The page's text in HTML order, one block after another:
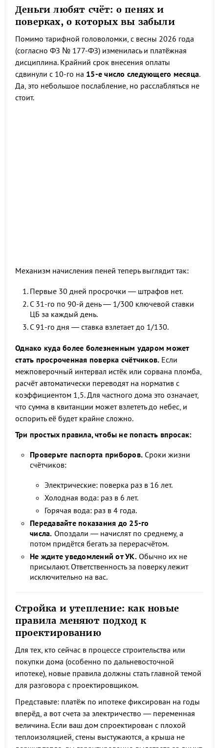
Деньги любят счёт: о пенях и
поверках, о которых вы забыли
Помимо тарифной головоломки, с весны 2026 года
(согласно ФЗ № 177-ФЗ) изменилась и платёжная
дисциплина. Крайний срок внесения оплаты
сдвинули с 10-го на 15-е число следующего месяца.
Да, это небольшое послабление, но расслабляться не
стоит.
Механизм начисления пеней теперь выглядит так:
Первые 30 дней просрочки — штрафов нет.
С 31-го по 90-й день — 1/300 ключевой ставки
ЦБ за каждый день.
С 91-го дня — ставка взлетает до 1/130.
Однако куда более болезненным ударом может
стать просроченная поверка счётчиков. Если
межповерочный интервал истёк или сорвана пломба,
расчёт автоматически переводят на норматив с
коэффициентом 1,5. Для частного дома это означает,
что сумма в квитанции может взлететь до небес, и
оспорить её будет крайне сложно.
Три простых правила, чтобы не попасть впросак:
Проверьте паспорта приборов. Сроки жизни
счётчиков:
Электрические: поверка раз в 16 лет.
Холодная вода: раз в 6 лет.
Горячая вода: раз в 4 года.
Передавайте показания до 25-го
числа. Опоздали — начислят по среднему, а
потом придётся бегать за перерасчётом.
Не ждите уведомлений от УК.Обычно их не
присылают. Ответственность за поверку лежит
исключительно на вас.
Стройка и утепление: как новые
правила меняют подход к
проектированию
Для тех, кто сейчас в процессе строительства или
покупки дома (особенно по дальневосточной
ипотеке), новые правила должны стать главной темой
для разговора с проектировщиком.
Представьте: платёж по ипотеке фиксирован на годы
вперёд, а вот счета за электричество — переменная
величина. Если ваш дом спроектирован с плохой
теплоизоляцией, стены выстужаются, а крыша не